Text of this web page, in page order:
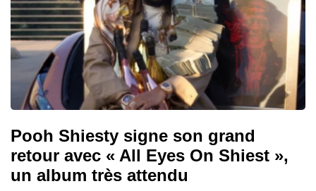
Pooh Shiesty signe son grand
retour avec « All Eyes On Shiest »,
un album très attendu